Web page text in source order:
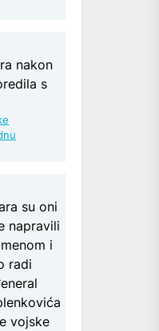
nakon
s
su oni
napravili
i
radi
vojske